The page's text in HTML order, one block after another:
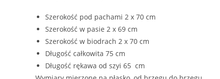
Szerokość pod pachami 2 x 70 cm
Szerokość w pasie 2 x 69 cm
Szerokość w biodrach 2 x 70 cm
Długość całkowita 75 cm
Długość rękawa od szyi 65 cm